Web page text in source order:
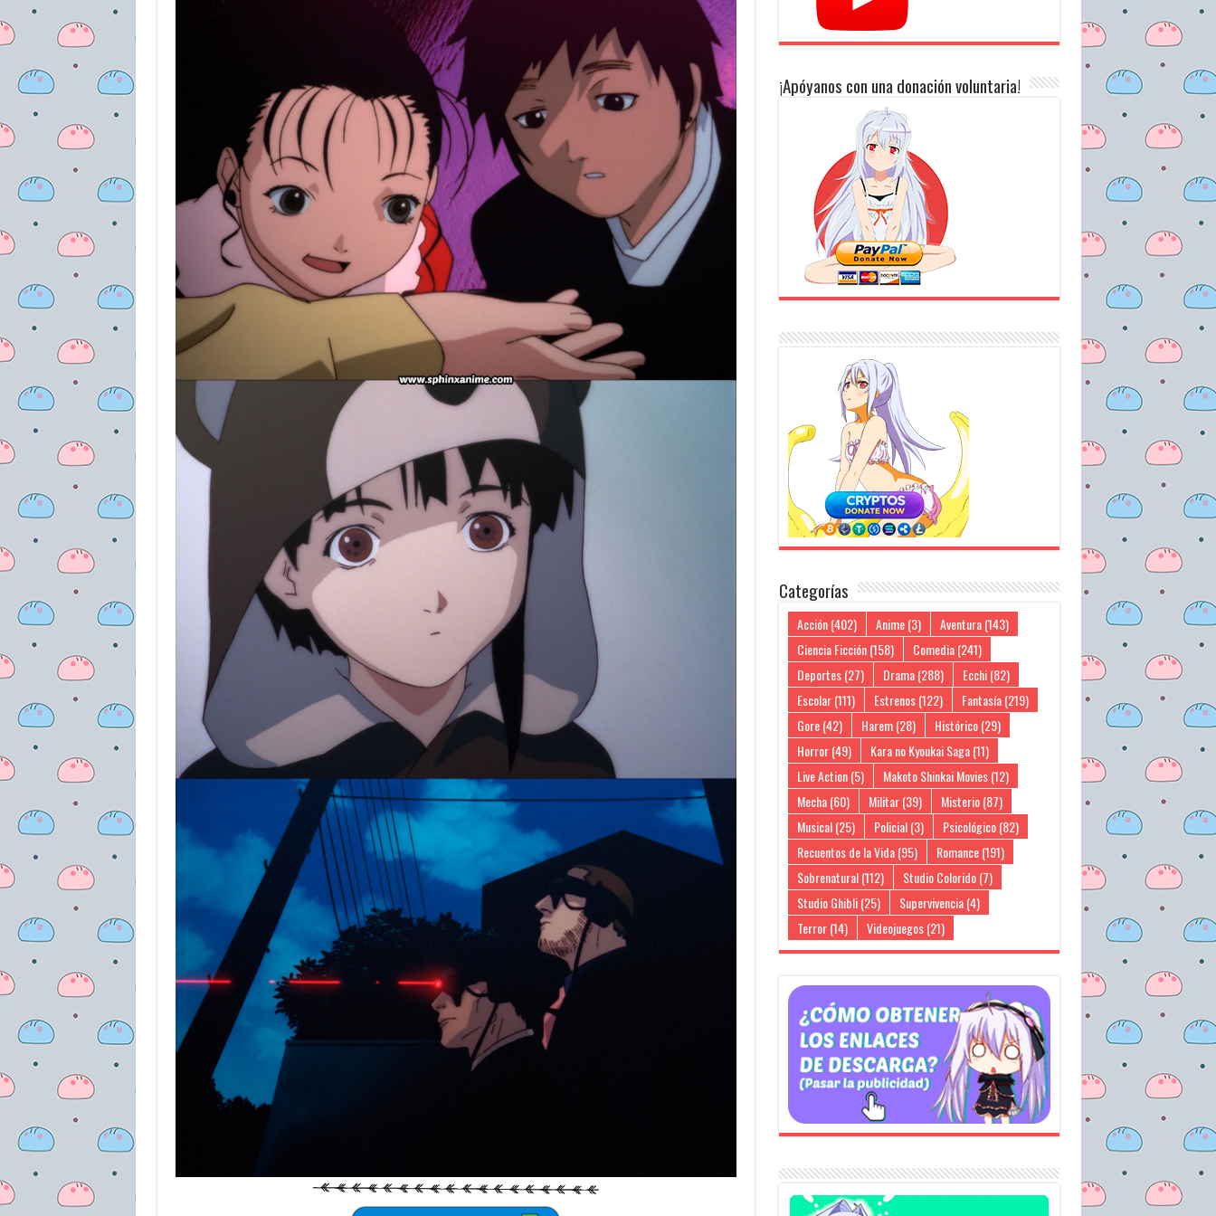
¡Apóyanos con una donación voluntaria!
Categorías
Acción(402) Anime(3) Aventura(143)
Ciencia Ficción(158) Comedia(241)
Deportes(27) Drama(288) Ecchi(82)
Escolar(111) Estrenos(122) Fantasía(219)
Gore(42) Harem(28) Histórico(29)
Horror(49) Kara no Kyoukai Saga(11)
Live Action(5) Makoto Shinkai Movies(12)
Mecha(60) Militar(39) Misterio(87)
Musical(25) Policial(3) Psicológico(82)
Recuentos de la Vida(95) Romance(191)
Sobrenatural(112) Studio Colorido(7)
Studio Ghibli(25) Supervivencia(4)
Terror(14) Videojuegos(21)